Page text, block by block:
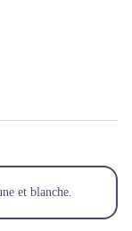
et blanche.